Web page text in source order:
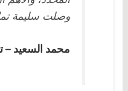
وصلت سليمة
محمد السعيد –